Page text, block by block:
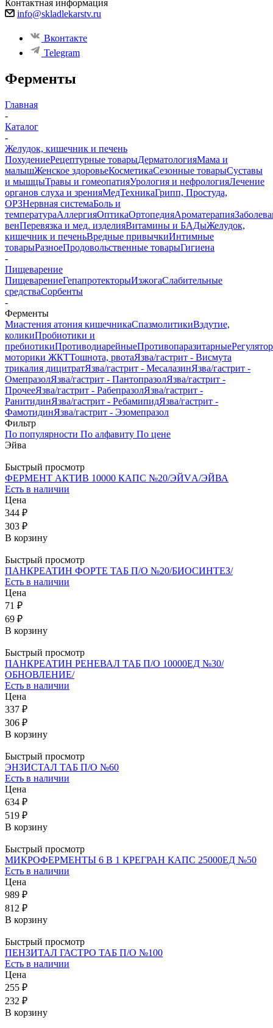
Контактная информация
info@skladlekarstv.ru
Вконтакте
Telegram
Ферменты
Главная
-
Каталог
-
Желудок, кишечник и печень
ПохудениеРецептурные товарыДерматологияМама и
малышЖенское здоровьеКосметикаСезонные товарыСуставы
и мышцыТравы и гомеопатияУрология и нефрологияЛечение
органов слуха и зренияМедТехникаГрипп, Простуда,
ОРЗНервная системаБоль и
температураАллергияОптикаОртопедияАроматерапия
венПеревязка и мед. изделияВитамины и БАДыЖелудок,
кишечник и печеньВредные привычкиИнтимные
товарыРазноеПродовольственные товарыГигиена
-
Пищеварение
ПищеварениеГепапротекторыИзжогаСлабительные
средстваСорбенты
-
Ферменты
Миастения атония кишечникаСпазмолитикиВздутие,
коликиПробиотики и
пребиотикиПротиводиарейныеПротивопаразитарные
моторики ЖКТТошнота, рвотаЯзва/гастрит - Висмута
трикалия дицитратЯзва/гастрит - МесалазинЯзва/гастрит -
ОмепразолЯзва/гастрит - ПантопразолЯзва/гастрит -
ПрочееЯзва/гастрит - РабепразолЯзва/гастрит -
РанитидинЯзва/гастрит - РебамипидЯзва/гастрит -
ФамотидинЯзва/гастрит - Эзомепразол
Фильтр
По популярности По алфавиту По цене
Эйва
Быстрый просмотр
ФЕРМЕНТ АКТИВ 10000 КАПС №20/ЭЙVА/ЭЙВА
Есть в наличии
Цена
344 ₽
303 ₽
В корзину
Быстрый просмотр
ПАНКРЕАТИН ФОРТЕ ТАБ П/О №20/БИОСИНТЕЗ/
Есть в наличии
Цена
71 ₽
69 ₽
В корзину
Быстрый просмотр
ПАНКРЕАТИН РЕНЕВАЛ ТАБ П/О 10000ЕД №30/
ОБНОВЛЕНИЕ/
Есть в наличии
Цена
337 ₽
306 ₽
В корзину
Быстрый просмотр
ЭНЗИСТАЛ ТАБ П/О №60
Есть в наличии
Цена
634 ₽
519 ₽
В корзину
Быстрый просмотр
МИКРОФЕРМЕНТЫ 6 В 1 КРЕГРАН КАПС 25000ЕД №50
Есть в наличии
Цена
989 ₽
812 ₽
В корзину
Быстрый просмотр
ПЕНЗИТАЛ ГАСТРО ТАБ П/О №100
Есть в наличии
Цена
255 ₽
232 ₽
В корзину